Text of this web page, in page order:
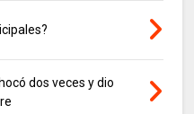
dos veces y dio